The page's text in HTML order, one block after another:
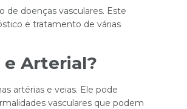
de doenças vasculares. Este
e tratamento de várias
e Arterial?
artérias e veias. Ele pode
vasculares que podem